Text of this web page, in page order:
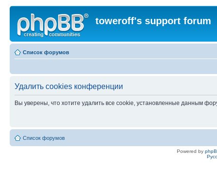
toweroff's support forum
Список форумов
Удалить cookies конференции
Вы уверены, что хотите удалить все cookie, установленные данным
Список форумов
Powered by